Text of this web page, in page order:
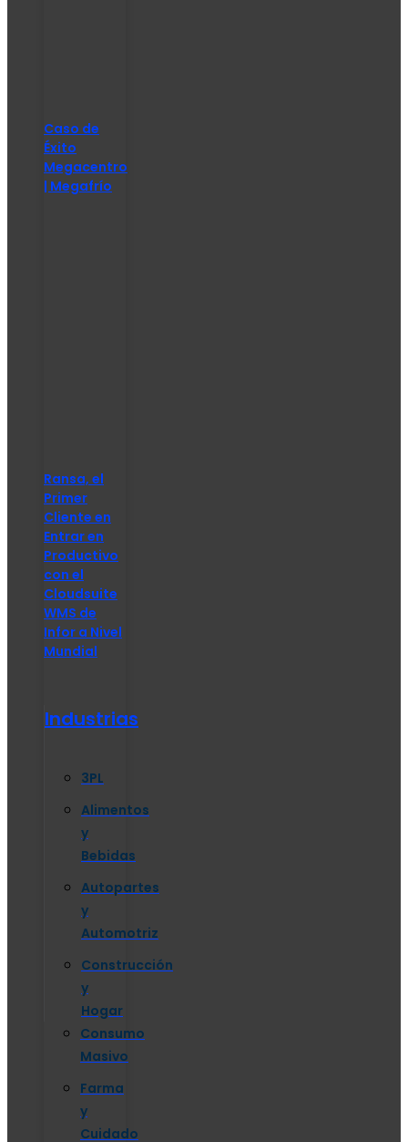
Caso de
Éxito
Megacentro
| Megafrío
Ransa, el
Primer
Cliente en
Entrar en
Productivo
con el
Cloudsuite
WMS de
Infor a Nivel
Mundial
Industrias
3PL
Alimentos
y
Bebidas
Autopartes
y
Automotriz
Construcción
y
Hogar
Consumo
Masivo
Farma
y
Cuidado